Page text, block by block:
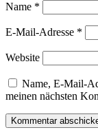
Name *
E-Mail-Adresse *
Website
Name, E-Mail-
meinen nächsten